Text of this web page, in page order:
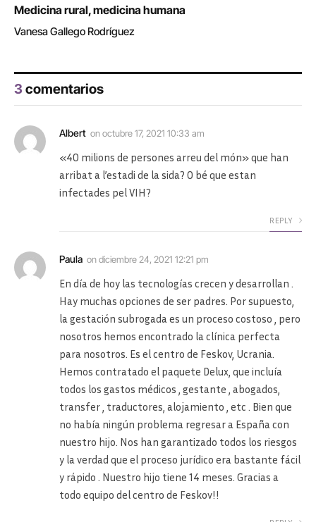
Medicina rural, medicina humana
Vanesa Gallego Rodríguez
3comentarios
Albert onoctubre 17, 2021 10:33 am
«40 milions de persones arreu del món» que han
arribat a l’estadi de la sida? O bé que estan
infectades pel VIH?
REPLY
Paula ondiciembre 24, 2021 12:21 pm
En día de hoy las tecnologías crecen y desarrollan .
Hay muchas opciones de ser padres. Por supuesto,
la gestación subrogada es un proceso costoso , pero
nosotros hemos encontrado la clínica perfecta
para nosotros. Es el centro de Feskov, Ucrania.
Hemos contratado el paquete Delux, que incluía
todos los gastos médicos , gestante , abogados,
transfer , traductores, alojamiento , etc . Bien que
no había ningún problema regresar a España con
nuestro hijo. Nos han garantizado todos los riesgos
y la verdad que el proceso jurídico era bastante fácil
y rápido . Nuestro hijo tiene 14 meses. Gracias a
todo equipo del centro de Feskov!!